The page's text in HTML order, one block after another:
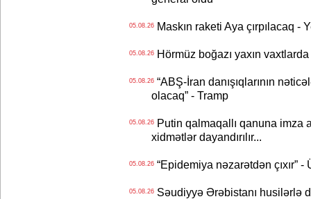
05.08.26Maskın raketi Aya çırpılacaq -
05.08.26Hörmüz boğazı yaxın
05.08.26“ABŞ-İran danışıqlarının
olacaq” - Tramp
05.08.26Putin qalmaqallı qanuna imza
xidmətlər dayandırılır...
05.08.26“Epidemiya nəzarətdən çıxır” -
05.08.26Səudiyyə Ərəbistanı husilərlə